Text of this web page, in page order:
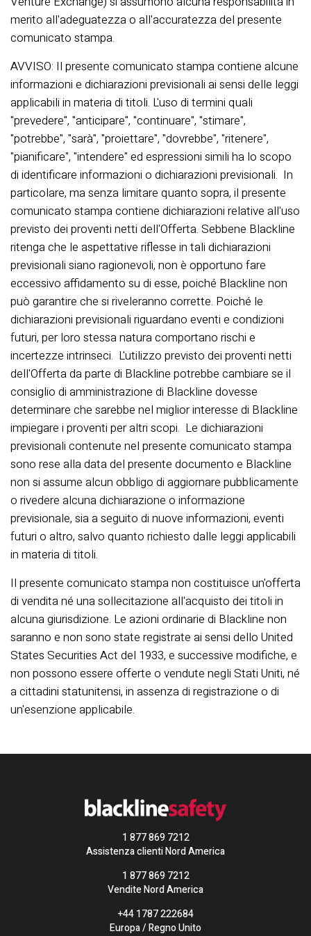
merito all'adeguatezza o all'accuratezza del presente
comunicato stampa.
AVVISO: Il presente comunicato stampa contiene alcune
informazioni e dichiarazioni previsionali ai sensi delle leggi
applicabili in materia di titoli. L'uso di termini quali
"prevedere", "anticipare", "continuare", "stimare",
"potrebbe", "sarà", "proiettare", "dovrebbe", "ritenere",
"pianificare", "intendere" ed espressioni simili ha lo scopo
di identificare informazioni o dichiarazioni previsionali. In
particolare, ma senza limitare quanto sopra, il presente
comunicato stampa contiene dichiarazioni relative all'uso
previsto dei proventi netti dell'Offerta. Sebbene Blackline
ritenga che le aspettative riflesse in tali dichiarazioni
previsionali siano ragionevoli, non è opportuno fare
eccessivo affidamento su di esse, poiché Blackline non
può garantire che si riveleranno corrette. Poiché le
dichiarazioni previsionali riguardano eventi e condizioni
futuri, per loro stessa natura comportano rischi e
incertezze intrinseci. L'utilizzo previsto dei proventi netti
dell'Offerta da parte di Blackline potrebbe cambiare se il
consiglio di amministrazione di Blackline dovesse
determinare che sarebbe nel miglior interesse di Blackline
impiegare i proventi per altri scopi. Le dichiarazioni
previsionali contenute nel presente comunicato stampa
sono rese alla data del presente documento e Blackline
non si assume alcun obbligo di aggiornare pubblicamente
o rivedere alcuna dichiarazione o informazione
previsionale, sia a seguito di nuove informazioni, eventi
futuri o altro, salvo quanto richiesto dalle leggi applicabili
in materia di titoli.
Il presente comunicato stampa non costituisce un'offerta
di vendita né una sollecitazione all'acquisto dei titoli in
alcuna giurisdizione. Le azioni ordinarie di Blackline non
saranno e non sono state registrate ai sensi dello United
States Securities Act del 1933, e successive modifiche, e
non possono essere offerte o vendute negli Stati Uniti, né
a cittadini statunitensi, in assenza di registrazione o di
un'esenzione applicabile.
1 877 869 7212
Assistenza clienti Nord America
1 877 869 7212
Vendite Nord America
+44 1787 222684
Europa / Regno Unito